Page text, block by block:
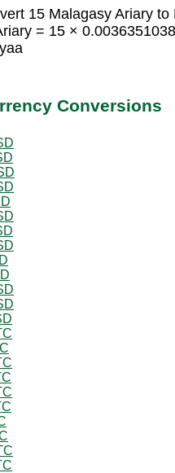
15 Malagasy Ariary to
= 15 ×
Conversions